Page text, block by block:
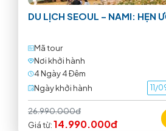
DU LỊCH SEOUL – NAMI: HẸN
Mã tour
Nơi khởi hành
4 Ngày 4 Ðêm
Ngày khởi hành
11/
26.990.000đ
Giá từ:14.990.000đ